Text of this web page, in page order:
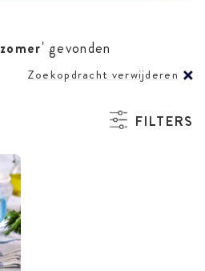
zomer' gevonden
Zoekopdracht verwijderen
FILTERS